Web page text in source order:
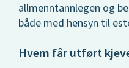
allmenntannlegen og
både med hensyn til
Hvem får utført